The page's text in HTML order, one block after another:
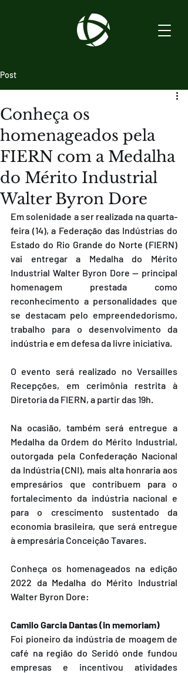
Post
Conheça os
homenageados pela
FIERN com a Medalha
do Mérito Industrial
Walter Byron Dore
Em solenidade a ser realizada na quarta-
feira (14), a Federação das Indústrias do
Estado do Rio Grande do Norte (FIERN)
vai entregar a Medalha do Mérito
Industrial Walter Byron Dore — principal
homenagem prestada como
reconhecimento a personalidades que
se destacam pelo empreendedorismo,
trabalho para o desenvolvimento da
indústria e em defesa da livre iniciativa.
O evento será realizado no Versailles
Recepções, em cerimônia restrita à
Diretoria da FIERN, a partir das 19h.
Na ocasião, também será entregue a
Medalha da Ordem do Mérito Industrial,
outorgada pela Confederação Nacional
da Indústria (CNI), mais alta honraria aos
empresários que contribuem para o
fortalecimento da indústria nacional e
para o crescimento sustentado da
economia brasileira, que será entregue
à empresária Conceição Tavares.
Conheça os homenageados na edição
2022 da Medalha do Mérito Industrial
Walter Byron Dore:
Camilo Garcia Dantas (in memoriam)
Foi pioneiro da indústria de moagem de
café na região do Seridó onde fundou
empresas e incentivou atividades